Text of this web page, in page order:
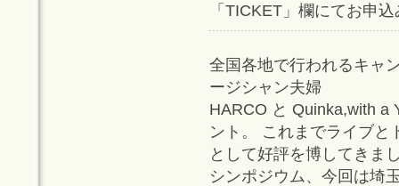
「TICKET」欄にてお申
全国各地で行われるキャ
ージシャン夫婦
HARCO と Quinka,with a
ント。 これまでライブと
として好評を博してきま
シンポジウム、今回は埼